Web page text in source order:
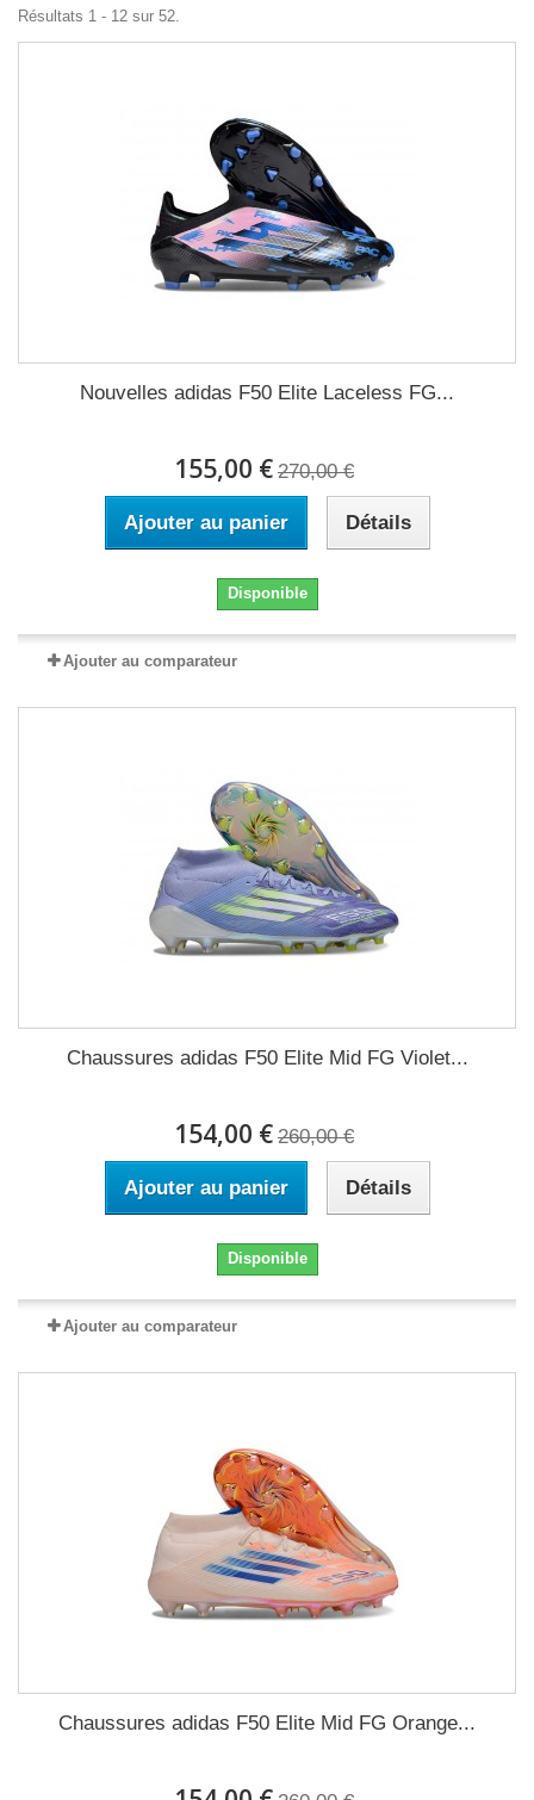
Résultats 1 - 12 sur 52.
Nouvelles adidas F50 Elite Laceless FG...
155,00 € 270,00 €
Ajouter au panier Détails
Disponible
Ajouter au comparateur
Chaussures adidas F50 Elite Mid FG Violet...
154,00 € 260,00 €
Ajouter au panier Détails
Disponible
Ajouter au comparateur
Chaussures adidas F50 Elite Mid FG Orange...